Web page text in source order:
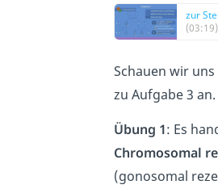
zur
(03:19)
Schauen wir
zu Aufgabe 3 an.
Übung 1: Es
Chromosomal
(gonosomal